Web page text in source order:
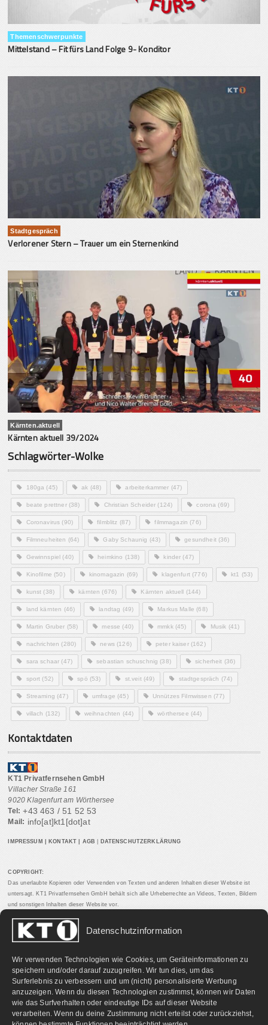
Datenschutzinformation
Wir verwenden Technologien wie Cookies, um Geräteinformationen zu
speichern und/oder darauf zuzugreifen. Wir tun dies, um das
Surferlebnis zu verbessern und um (nicht) personalisierte Werbung
anzuzeigen. Wenn du diesen Technologien zustimmst, können wir Daten
wie das Surfverhalten oder eindeutige IDs auf dieser Website
verarbeiten. Wenn du deine Zustimmung nicht erteilst oder zurückziehst,
Themenschwerpunkte
Mittelstand – Fit fürs Land Folge 9- Konditor
Stadtgespräch
Verlorener Stern – Trauer um ein Sternenkind
Kärnten.aktuell
Kärnten aktuell 39/2024
Schlagwörter-Wolke
180ga (45) ak (48) arbeiterkammer (47)
beate prettner(38) Christian Scheider (124) corona (69)
Coronavirus (90) filmblitz (87) filmmagazin (76)
Filmneuheiten (64) Gaby Schaunig (43) gesundheit(36)
Gewinnspiel (40) heimkino (138) kinder (47)
Kinofilme (50) kinomagazin (69) klagenfurt(776) kt1 (53)
kunst (38) kärnten (676) Kärnten aktuell (144)
land kärnten (46) landtag (49) Markus Malle (68)
Martin Gruber (58) messe (40) mmkk(45) Musik (41)
nachrichten (280) news(126) peter kaiser(162)
sara schaar (47) sebastian schuschnig (38) sicherheit (36)
sport (52) spö (53) st.veit(49) stadtgespräch (74)
Streaming (47) umfrage (45) Unnützes Filmwissen (77)
villach (132) weihnachten (44) wörthersee (44)
Kontaktdaten
KT1 Privatfernsehen GmbH
Villacher Straße 161
9020 Klagenfurt am Wörthersee
Tel: +43 463 / 51 52 53
Mail: info[at]kt1[dot]at
IMPRESSUM KONTAKT AGB DATENSCHUTZERKLÄRUNG
COPYRIGHT:
Das unerlaubte Kopieren oder Verwenden von Texten und anderen Inhalten dieser Website ist
untersagt. KT1 Privatfernsehen GmbH behält sich alle Urheberrechte an Videos, Texten, Bildern
und sonstigen Inhalten dieser Website vor.
PARTNERLINKS: